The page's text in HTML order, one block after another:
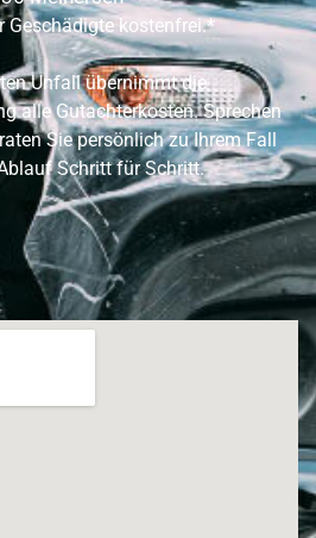
kostenfrei.*
Unfall übernimmt die
alle Gutachterkosten. Sprechen
Sie persönlich zu Ihrem Fall
Schritt für Schritt.